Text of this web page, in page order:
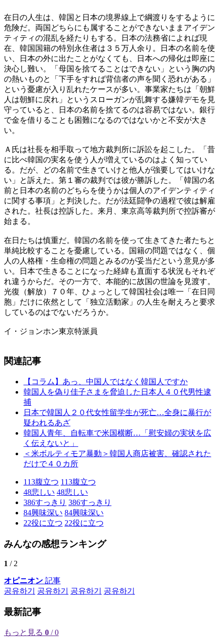
在日の人生は、韓国と日本の境界線上で綱渡りをするように
危険だ。両国どちらにも属することができないままアイデン
ティティの混乱を経たりもする。日本の法務省によれば現
在、韓国国籍の特別永住者は３５万人余り。日本の名前を使
い、日本の外に出たことがなくても、日本への帰化は即座に
決心し難い。「母国を捨てることはできない」という胸の内
の熱いものと「下手をすれば背信者の声を聞く恐れがある」
という憂慮が入り乱れたケースが多い。事業家たちは「朝鮮
人は朝鮮に戻れ」というスローガンが乱舞する嫌韓デモを見
守っていると、日本の名前を捨てるのは容易ではない。銀行
で金を借りることも困難になるのではないかと不安が大き
い。
Ａ氏は社長を相手取って地方裁判所に訴訟を起こした。「昔
に比べ韓国の実名を使う人が増えているのはよく知ってい
る。だが、どの名前で生きていけと他人が強要してはいけな
い」と訴えた。第１審の裁判では彼が勝訴した。「韓国の名
前と日本の名前のどちらを使うかは個人のアイデンティティ
に関する事項」と判決した。だが法廷闘争の過程で彼は解雇
された。社長は控訴した。来月、東京高等裁判所で控訴審が
始まる。
在日たちは慎重だ。韓国の名前を使って生きてきた者たちと
単純比較することを憂慮している。国籍の問題ではなく、個
人の人格権・生命権の問題とみるのが妥当だという意見が多
い。日本で生きることになった経緯も直面する状況もそれぞ
れ違うからだ。その一方で、本能的に故国の世論を見渡す。
光復（解放）７０年、ひょっとして韓国社会は唯一「在日同
胞」だけに依然として「独立活動家」の人生を耐えろと要求
しているのはでないだろうか。
イ・ジョンホン東京特派員
関連記事
【コラム】あっ、中国人ではなく韓国人ですか
韓国人を偽り佳子さまを脅迫した日本人４０代男性逮
捕
日本で韓国人２０代女性留学生が死亡…全身に暴行が
疑われるあざ
韓国人青年、自転車で米国横断…「慰安婦の実状を広
く伝えないと」
＜米ボルティモア暴動＞韓国人商店被害、確認された
だけで４０カ所
113腹立つ 113腹立つ
48悲しい 48悲しい
386すっきり 386すっきり
84興味深い 84興味深い
22役に立つ 22役に立つ
みんなの感想ランキング
1 / 2
オピニオン 記事
공유하기
공유하기 공유하기 공유하기
最新記事
もっと見る 0 / 0